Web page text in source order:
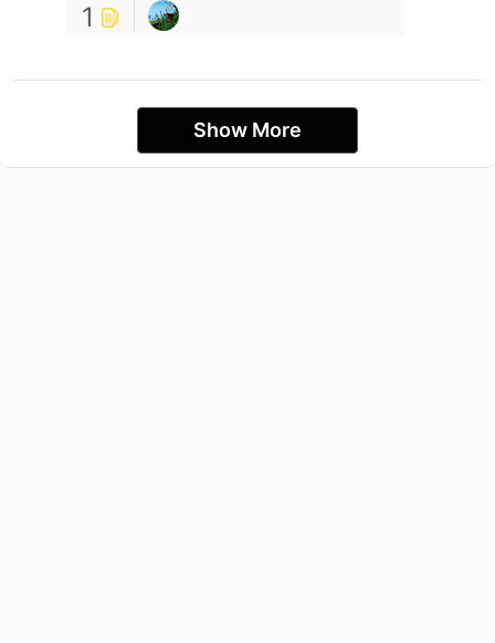
1
Show More